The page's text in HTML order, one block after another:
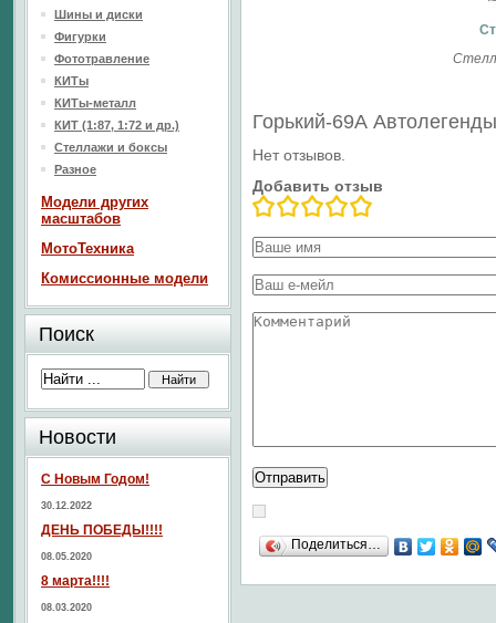
Горький-69А
Нет отзывов.
Добавить отзыв
Поделиться…
Шины и диски
Фигурки
Фототравление
КИТы
КИТы-металл
КИТ (1:87, 1:72 и др.)
Стеллажи и боксы
Разное
Модели других
масштабов
МотоТехника
Комиссионные модели
Поиск
Новости
С Новым Годом!
30.12.2022
ДЕНЬ ПОБЕДЫ!!!!
08.05.2020
8 марта!!!!
08.03.2020